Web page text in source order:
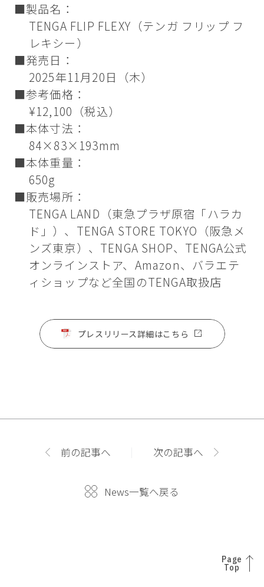
■製品名：
TENGA FLIP FLEXY（テンガ フリップ フ
レキシー）
■発売日：
2025年11月20日（木）
■参考価格：
¥12,100（税込）
■本体寸法：
84×83×193mm
■本体重量：
650g
■販売場所：
TENGA LAND（東急プラザ原宿「ハラカ
ド」）、TENGA STORE TOKYO（阪急メ
ンズ東京）、TENGA SHOP、TENGA公式
オンラインストア、Amazon、バラエテ
ィショップなど全国のTENGA取扱店
プレスリリース詳細はこちら
前の記事へ
News一覧へ戻る
次の記事へ
Page
Top